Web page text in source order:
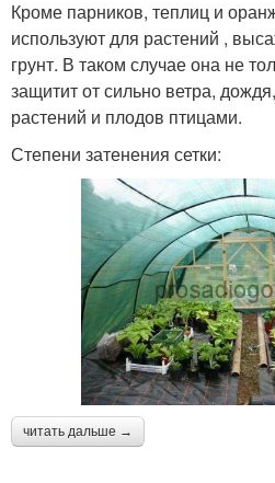
Кроме парников, теплиц и
используют для растений ,
грунт. В таком случае она не
защитит от сильно ветра,
растений и плодов птицами.
Степени затенения сетки:
читать дальше →